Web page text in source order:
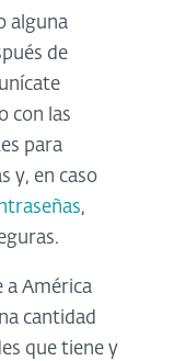
alguna
de
con las
para
y, en caso
,
a América
cantidad
que tiene y